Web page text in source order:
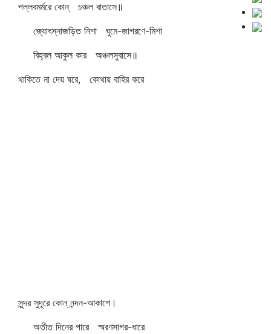
পল্লবমর্মরে কোন্‌ চঞ্চল বাতাসে॥
জ্যোৎস্নাজড়িত নিশা ঘুমে-জাগরণে-মিশা
বিহ্বল আকুল কার অঞ্চলসুবাসে॥
থাকিতে না দেয় ঘরে, কোথায় বাহির করে
সুন্দর সুদূরে কোন্‌ নন্দন-আকাশে।
অতীত দিনের পারে স্মরণসাগর-ধারে